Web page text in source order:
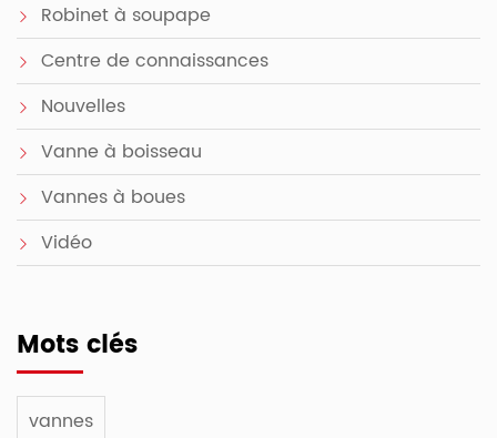
Robinet à soupape
Centre de connaissances
Nouvelles
Vanne à boisseau
Vannes à boues
Vidéo
Mots clés
vannes